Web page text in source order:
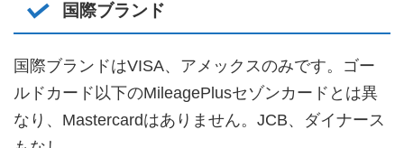
国際ブランド
国際ブランドはVISA、アメックスのみです。ゴー
ルドカード以下のMileagePlusセゾンカードとは異
なり、Mastercardはありません。JCB、ダイナース